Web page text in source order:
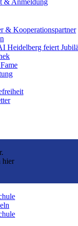
& Kooperationspartner
Heidelberg feiert
hier